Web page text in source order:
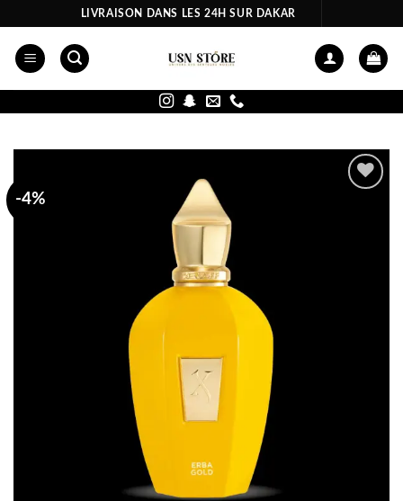
contenu
LIVRAISON DANS LES 24H SUR DAKAR
-4%